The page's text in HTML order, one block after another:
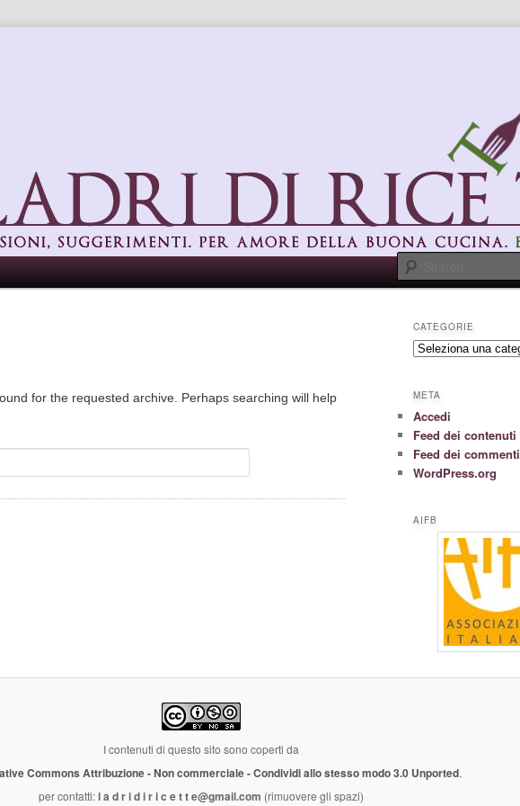
for the requested archive. Perhaps searching will help
CATEGORIE
categorie
META
Accedi
Feed dei contenuti
Feed dei commenti
WordPress.org
AIFB
I contenuti di questo sito sono coperti da
Commons Attribuzione - Non commerciale - Condividi allo stesso modo 3.0 Unported.
per contatti:l a d r i d i r i c e t t e@gmail.com (rimuovere gli spazi)